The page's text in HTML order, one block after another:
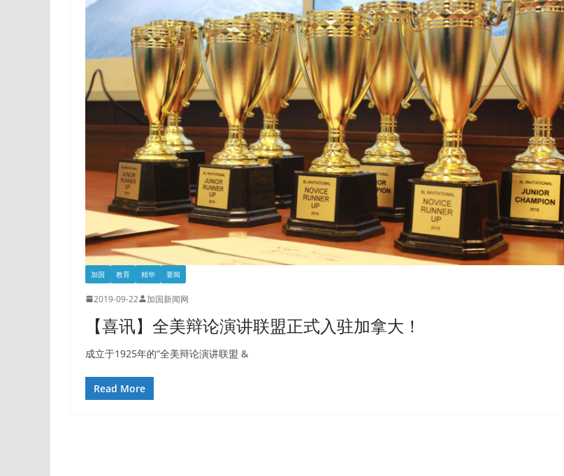
加国 教育 精华 要闻
2019-09-22 加国新闻网
【喜讯】全美辩论演讲联盟正式入驻加拿大！
成立于1925年的“全美辩论演讲联盟 &
Read More